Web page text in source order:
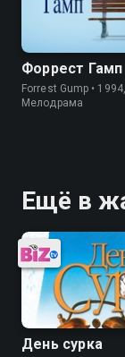
Форрест Гамп
Forrest Gump •
Мелодрама
Ещё в
День сурка